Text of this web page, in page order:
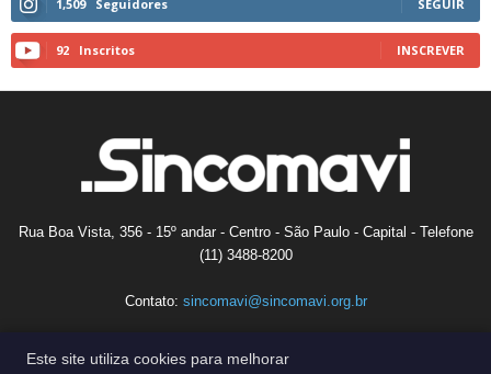
1,509 Seguidores SEGUIR
92 Inscritos INSCREVER
Rua Boa Vista, 356 - 15º andar - Centro - São Paulo - Capital - Telefone
(11) 3488-8200
Contato: sincomavi@sincomavi.org.br
Este site utiliza cookies para melhorar